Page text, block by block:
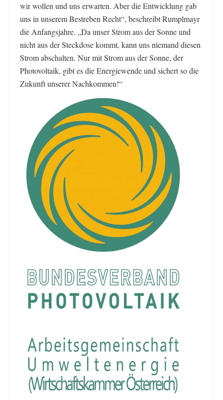
wir wollen und uns erwarten. Aber die Entwicklung gab
uns in unserem Bestreben Recht“, beschreibt Rumplmayr
die Anfangsjahre. „Da unser Strom aus der Sonne und
nicht aus der Steckdose kommt, kann uns niemand diesen
Strom abschalten. Nur mit Strom aus der Sonne, der
Photovoltaik, gibt es die Energiewende und sichert so die
Zukunft unserer Nachkommen!“